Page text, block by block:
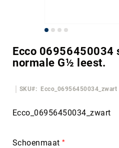
naar
het
begin
de
Ecco 06956450034
normale G½ leest.
SKU Ecco_06956450034_zwart
Ecco_06956450034_zwart
Schoenmaat